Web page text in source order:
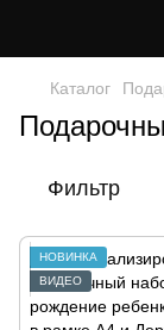
Каталог
Фильтр
НОВИНКА
ВИДЕО